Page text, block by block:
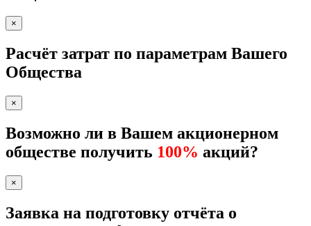
×
Расчёт затрат по параметрам Вашего
Общества
×
Возможно ли в Вашем акционерном
обществе получить 100% акций?
×
Заявка на подготовку отчёта о